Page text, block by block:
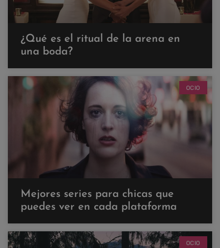
¿Qué es el ritual de la arena en
una boda?
OCIO
Mejores series para chicas que
puedes ver en cada plataforma
OCIO